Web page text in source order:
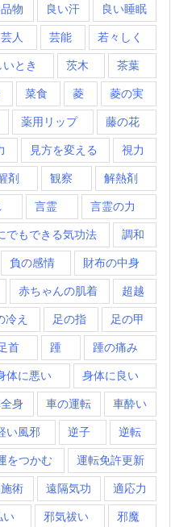
物 良い汗 良い睡眠
芸人 芸能 若々しく
とき 茨木 茶葉
菜食 菱 菱の実
薬用リップ 藤の花
見方を変える 視力
剤 観察 解熱剤
言霊 言霊の力
でもできる気功法 調和
負の感情 財布の中身
赤ちゃんの肌着 超越
冷え 足の指 足の甲
首 踵 踵の痛み
体に悪い 身体に良い
身 車の運転 車酔い
い風邪 逆子 逆転
をつかむ 運転免許更新
術 遠隔気功 適応力
い 邪気祓い 邪魔